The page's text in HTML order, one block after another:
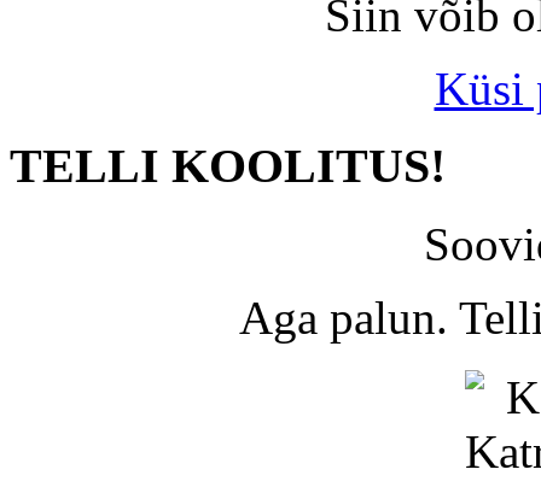
Siin võib
Küsi
TELLI KOOLITUS!
Aga palun.